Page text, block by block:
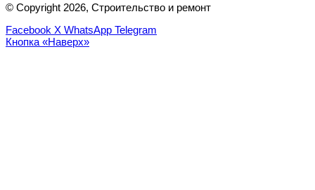
© Copyright 2026, Строительство и ремонт
Facebook X WhatsApp Telegram
Кнопка «Наверх»